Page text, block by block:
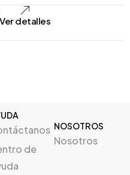
de
NOSOTROS
Nosotros